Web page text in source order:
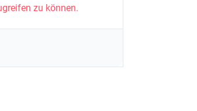
zu können.